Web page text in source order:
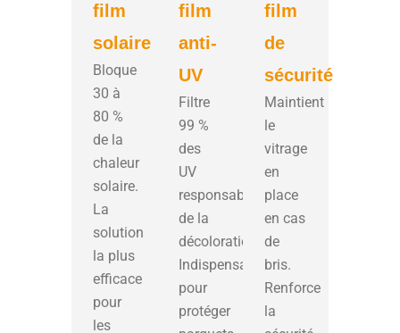
film
solaire
Bloque
30 à
80 %
de la
chaleur
solaire.
La
solution
la plus
efficace
pour
les
film
anti-
UV
Filtre
99 %
des
UV
responsables
de la
décoloration.
Indispensable
pour
protéger
film
de
sécurité
Maintient
le
vitrage
en
place
en cas
de
bris.
Renforce
la